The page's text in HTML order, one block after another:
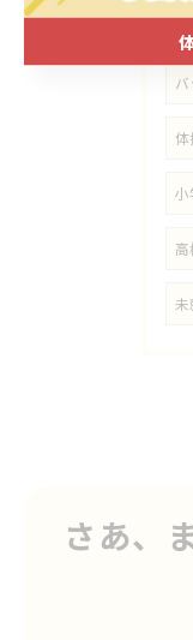
バ
体
小
高
未
さあ、